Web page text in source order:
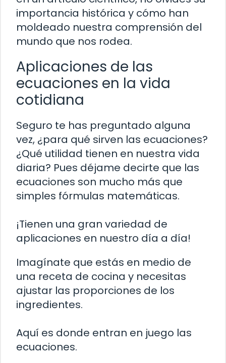
importancia histórica y cómo han
moldeado nuestra comprensión del
mundo que nos rodea.
Aplicaciones de las
ecuaciones en la vida
cotidiana
Seguro te has preguntado alguna
vez, ¿para qué sirven las ecuaciones?
¿Qué utilidad tienen en nuestra vida
diaria? Pues déjame decirte que las
ecuaciones son mucho más que
simples fórmulas matemáticas.
¡Tienen una gran variedad de
aplicaciones en nuestro día a día!
Imagínate que estás en medio de
una receta de cocina y necesitas
ajustar las proporciones de los
ingredientes.
Aquí es donde entran en juego las
ecuaciones.